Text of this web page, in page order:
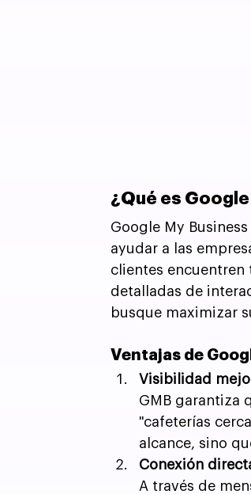
¿Qué es
Google My
ayudar a las
clientes encuentren
detalladas de
busque maximizar
Ventajas de
Visibilidad
GMB garantiza
"cafeterías
alcance, sino
Conexión
A través de